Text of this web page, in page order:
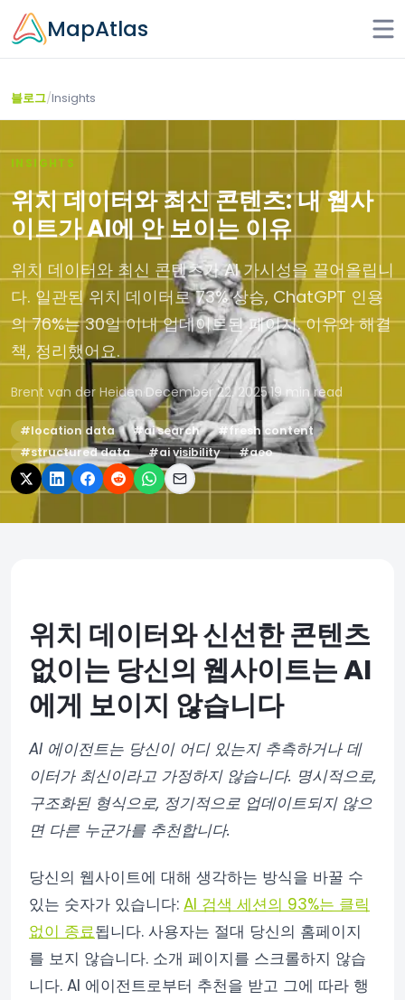
Skip to main content
MapAtlas
블로그/Insights
INSIGHTS
위치 데이터와 최신 콘텐츠: 내 웹사
이트가 AI에 안 보이는 이유
위치 데이터와 최신 콘텐츠가 AI 가시성을 끌어올립니
다. 일관된 위치 데이터로 73% 상승, ChatGPT 인용
의 76%는 30일 이내 업데이트된 페이지. 이유와 해결
책, 정리했어요.
Brent van der Heiden December 22, 2025·19 min read
#location data #ai search #fresh content
#structured data #ai visibility #aeo
위치 데이터와 신선한 콘텐츠
없이는 당신의 웹사이트는 AI
에게 보이지 않습니다
AI 에이전트는 당신이 어디 있는지 추측하거나 데
이터가 최신이라고 가정하지 않습니다. 명시적으로,
구조화된 형식으로, 정기적으로 업데이트되지 않으
면 다른 누군가를 추천합니다.
당신의 웹사이트에 대해 생각하는 방식을 바꿀 수
있는 숫자가 있습니다: AI 검색 세션의 93%는 클릭
없이 종료됩니다. 사용자는 절대 당신의 홈페이지
를 보지 않습니다. 소개 페이지를 스크롤하지 않습
니다. AI 에이전트로부터 추천을 받고 그에 따라 행